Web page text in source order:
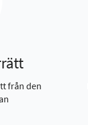
från den